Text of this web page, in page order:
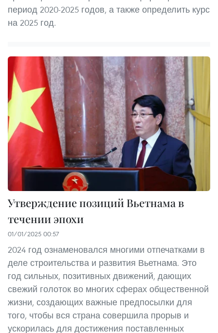
период 2020-2025 годов, а также определить курс
на 2025 год.
Утверждение позиций Вьетнама в
течении эпохи
01/01/2025 00:57
2024 год ознаменовался многими отпечатками в
деле строительства и развития Вьетнама. Это
год сильных, позитивных движений, дающих
свежий голоток во многих сферах общественной
жизни, создающих важные предпосылки для
того, чтобы вся страна совершила прорыв и
ускорилась для достижения поставленных